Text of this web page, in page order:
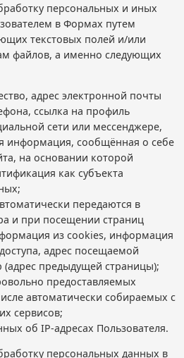
персональных и иных
в Формах путем
текстовых полей и/или
файлов, а именно следующих
адрес электронной почты
ссылка на профиль
сети или мессенджере,
информация, сообщённая о себе
на основании которой
как субъекта
передаются в
и при посещении страниц
из cookies, информация
адрес посещаемой
предыдущей страницы);
предоставляемых
автоматически собираемых с
сервисов;
об IP-адресах Пользователя.
персональных данных в